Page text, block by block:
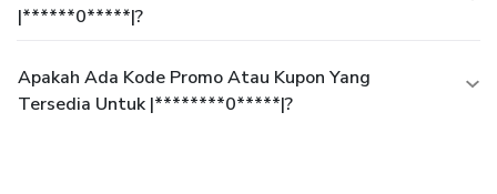
|******0*****|?
Apakah Ada Kode Promo Atau Kupon Yang
Tersedia Untuk |********0*****|?